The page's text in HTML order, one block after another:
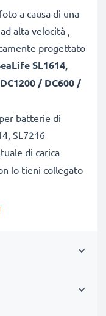
a causa di una
alta velocità ,
progettato
SL1614,
DC1200 / DC600 /
batterie di
SL7216
di carica
lo tieni collegato
input